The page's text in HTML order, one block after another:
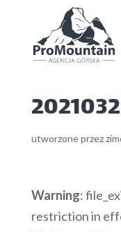
utworzone przez
Warning:
restriction in